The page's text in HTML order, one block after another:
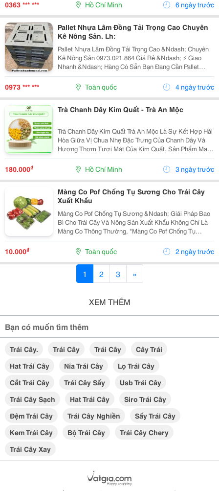
0363 *** *** Hồ Chí Minh 6 ngày trước
Pallet Nhựa Lâm Đồng Tải Trọng Cao Chuyên
Kê Nông Sản. Lh:
Pallet Nhựa Lâm Đồng Tải Trọng Cao &Ndash; Chuyên
Kê Nông Sản 0973.021.864 Giá Rẻ &Ndash; ⚡ Giao
Nhanh &Ndash; Hàng Có Sẵn Bạn Đang Cần Pallet
Nhựa Tải Trọng Cao Tại Lâm Đồng Để Kê Cà Phê ☕ ,
Sầu Riêng , Rau Củ , Hoa , Trái Cây Hay Các Loại
Nông...
0973 *** *** Toàn quốc 4 ngày trước
Trà Chanh Dây Kim Quất - Trà An Mộc
Trà Chanh Dây Kim Quất Trà An Mộc Là Sự Kết Hợp Hài
Hòa Giữa Vị Chua Nhẹ Đặc Trưng Của Chanh Dây Và
Hương Thơm Tươi Mát Của Kim Quất. Sản Phẩm Mang
Đến Trải Nghiệm Mới Lạ, Dễ Thưởng Thức Và Phù Hợp
Với Những Ai Yêu Thích Các Loại Trà Trái Cây Có...
180.000₫ Hồ Chí Minh 3 ngày trước
Màng Co Pof Chống Tụ Sương Cho Trái Cây
Xuất Khẩu
Màng Co Pof Chống Tụ Sương &Ndash; Giải Pháp Bao
Bì Cho Trái Cây Và Nông Sản Xuất Khẩu Không Chỉ Là
Màng Co Thông Thường, "Màng Co Pof Chống Tụ
Sương (Anti-Fog)" Được Thiết Kế Với Lớp Phụ Gia Đặc
Biệt Giúp Hạn Chế Hơi Nước Ngưng Tụ Trên Bề Mặt...
10.000₫ Toàn quốc 2 ngày trước
1 2 3 »
XEM THÊM
Bạn có muốn tìm thêm
Trái Cây. Trái Cây Trái Cây
Cây Trái
Hat Trái Cây
Nĩa Trái Cây
Lọ Trái Cây
Cắt Trái Cây
Trái Cây Sấy
Usb Trái Cây
Trái Cây Sạch
Hat Trái Cây
Siro Trái Cây
Đệm Trái Cây
Trái Cây Nghiền
Sấy Trái Cây
Kem Trái Cây
Bộ Trái Cây
Trái Cây Chery
Trái Cây Xay